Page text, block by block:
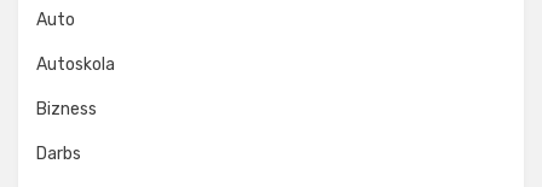
Auto
Autoskola
Bizness
Darbs